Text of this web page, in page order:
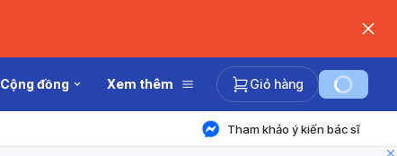
Cộng đồng Xem thêm Giỏ hàng
Tham khảo ý kiến bác sĩ